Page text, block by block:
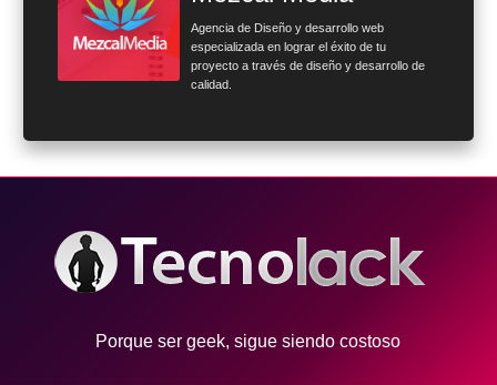
Agencia de Diseño y desarrollo web
especializada en lograr el éxito de tu
proyecto a través de diseño y desarrollo de
calidad.
Porque ser geek, sigue siendo costoso